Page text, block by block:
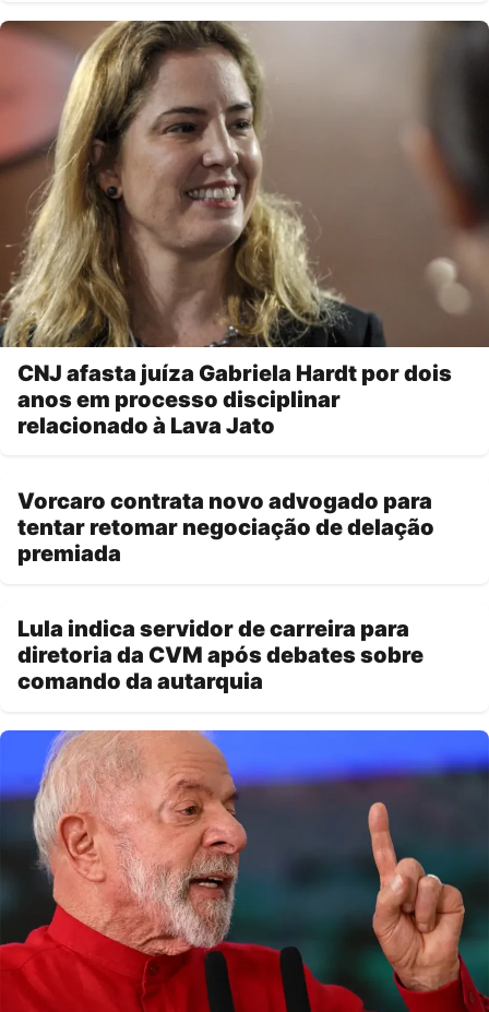
CNJ afasta juíza Gabriela Hardt por dois
anos em processo disciplinar
relacionado à Lava Jato
Vorcaro contrata novo advogado para
tentar retomar negociação de delação
premiada
Lula indica servidor de carreira para
diretoria da CVM após debates sobre
comando da autarquia